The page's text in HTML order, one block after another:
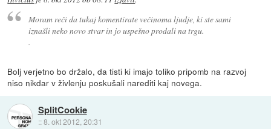
Moram reči da tukaj komentirate večinoma ljudje, ki ste sami
iznašli neko novo stvar in jo uspešno prodali na trgu.
.
Bolj verjetno bo držalo, da tisti ki imajo toliko pripomb na razvoj
niso nikdar v živlenju poskušali narediti kaj novega.
SplitCookie
::8. okt 2012, 20:31